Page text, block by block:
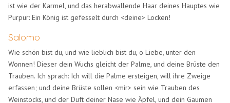
ist wie der Karmel, und das herabwallende Haar deines Hauptes wie
Purpur: Ein König ist gefesselt durch <deine> Locken!
Salomo
Wie schön bist du, und wie lieblich bist du, o Liebe, unter den
Wonnen! Dieser dein Wuchs gleicht der Palme, und deine Brüste den
Trauben. Ich sprach: Ich will die Palme ersteigen, will ihre Zweige
erfassen; und deine Brüste sollen <mir> sein wie Trauben des
Weinstocks, und der Duft deiner Nase wie Äpfel, und dein Gaumen